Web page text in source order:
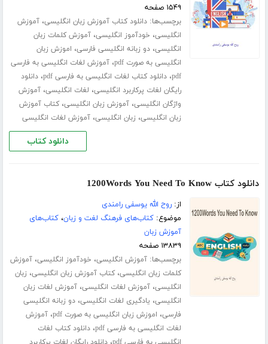
۱۵۴۹ صفحه
برچسب‌ها:دانلود کتاب آموزش زبان انگلیسی،آموزش
انگلیسی، خودآموز انگلیسی،آموزش کلمات زبان
انگلیسی،دو زبانه انگلیسی فارسی، اموزش زبان
انگلیسی به صورت pdf
،آموزش لغات انگلیسی به فارسی
pdf،دانلود کتاب لغات انگلیسی به فارسی pdf ،دانلود
رایگان لغات پرکاربرد انگلیسی، لغات انگلیسی،آموزش
واژگان انگلیسی،آموزش زبان انگلیسی،کتاب آموزش
زبان انگلیسی، زبان انگلیسی،آموزش لغات انگلیسی
دانلود کتاب
دانلود کتاب 1200Words You Need To Know
از:روح الله یوسفی رامندی
موضوع:کتاب‌های فرهنگ لغت و زبان،کتاب‌های
آموزش زبان
۱۳۸۳۹ صفحه
برچسب‌ها:آموزش انگلیسی، خودآموز انگلیسی،آموزش
کلمات زبان انگلیسی،کتاب آموزش زبان انگلیسی، زبان
انگلیسی،آموزش لغات انگلیسی،آموزش لغات زبان
انگلیسی، یادگیری لغات انگلیسی،دو زبانه انگلیسی
فارسی، اموزش زبان انگلیسی به صورت pdf ،آموزش
لغات انگلیسی به فارسی pdf
،دانلود کتاب لغات